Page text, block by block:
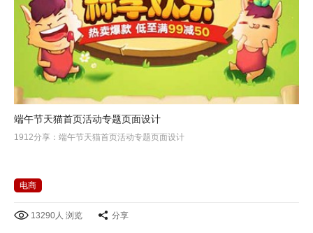
端午节天猫首页活动专题页面设计
1912分享：端午节天猫首页活动专题页面设计
电商
13290人 浏览 分享